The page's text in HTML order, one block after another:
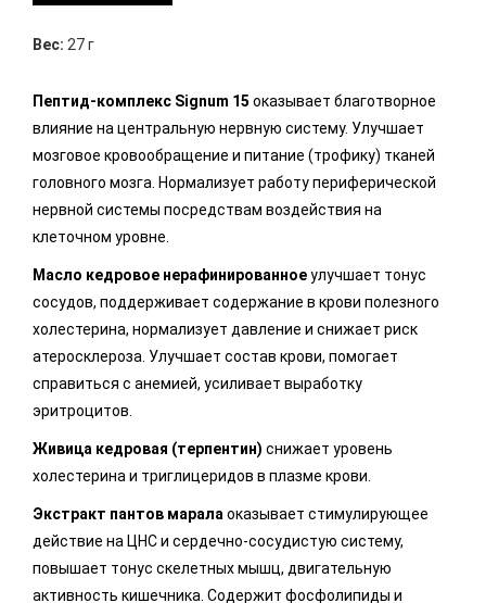
Вес: 27 г
Пептид-комплекс Signum 15 оказывает благотворное
влияние на центральную нервную систему. Улучшает
мозговое кровообращение и питание (трофику) тканей
головного мозга. Нормализует работу периферической
нервной системы посредствам воздействия на
клеточном уровне.
Масло кедровое нерафинированноеулучшает тонус
сосудов, поддерживает содержание в крови полезного
холестерина, нормализует давление и снижает риск
атеросклероза. Улучшает состав крови, помогает
справиться с анемией, усиливает выработку
эритроцитов.
Живица кедровая (терпентин) снижает уровень
холестерина и триглицеридов в плазме крови.
Экстракт пантов маралаоказывает стимулирующее
действие на ЦНС и сердечно-сосудистую систему,
повышает тонус скелетных мышц, двигательную
активность кишечника. Содержит фосфолипиды и